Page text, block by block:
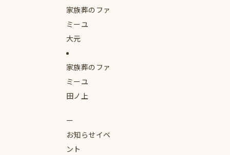
家族葬のファ
ミーユ
大元
家族葬のファ
ミーユ
田ノ上
お知らせイベ
ント